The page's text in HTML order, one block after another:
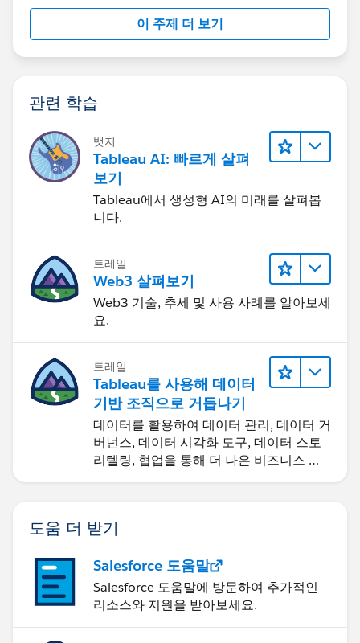
이 주제 더 보기
관련 학습
뱃지
Tableau AI: 빠르게 살펴
보기
Tableau에서 생성형 AI의 미래를 살펴봅
니다.
트레일
Web3 살펴보기
Web3 기술, 추세 및 사용 사례를 알아보세
요.
트레일
Tableau를 사용해 데이터
기반 조직으로 거듭나기
데이터를 활용하여 데이터 관리, 데이터 거
버넌스, 데이터 시각화 도구, 데이터 스토
리텔링, 협업을 통해 더 나은 비즈니스 성
도움 더 받기
Salesforce 도움말
Salesforce 도움말에 방문하여 추가적인
리소스와 지원을 받아보세요.